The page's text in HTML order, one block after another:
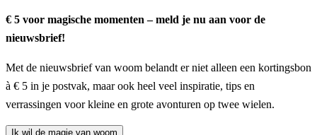
€ 5 voor magische momenten – meld je nu aan voor de
nieuwsbrief!
Met de nieuwsbrief van woom belandt er niet alleen een kortingsbon
à € 5 in je postvak, maar ook heel veel inspiratie, tips en
verrassingen voor kleine en grote avonturen op twee wielen.
Ik wil de magie van woom